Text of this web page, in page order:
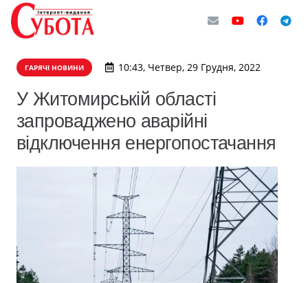
ГАРЯЧІ НОВИНИ 10:43, Четвер, 29 Грудня, 2022
У Житомирській області
запроваджено аварійні
відключення енергопостачання